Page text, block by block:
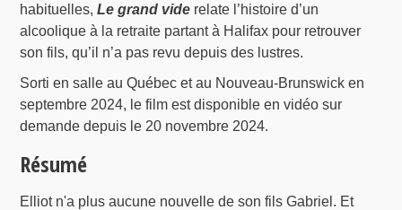
habituelles,Le grand vide relate l’histoire d’un
alcoolique à la retraite partant à Halifax pour retrouver
son fils, qu’il n’a pas revu depuis des lustres.
Sorti en salle au Québec et au Nouveau-Brunswick en
septembre 2024, le film est disponible en vidéo sur
demande depuis le 20 novembre 2024.
Résumé
Elliot n'a plus aucune nouvelle de son fils Gabriel. Et